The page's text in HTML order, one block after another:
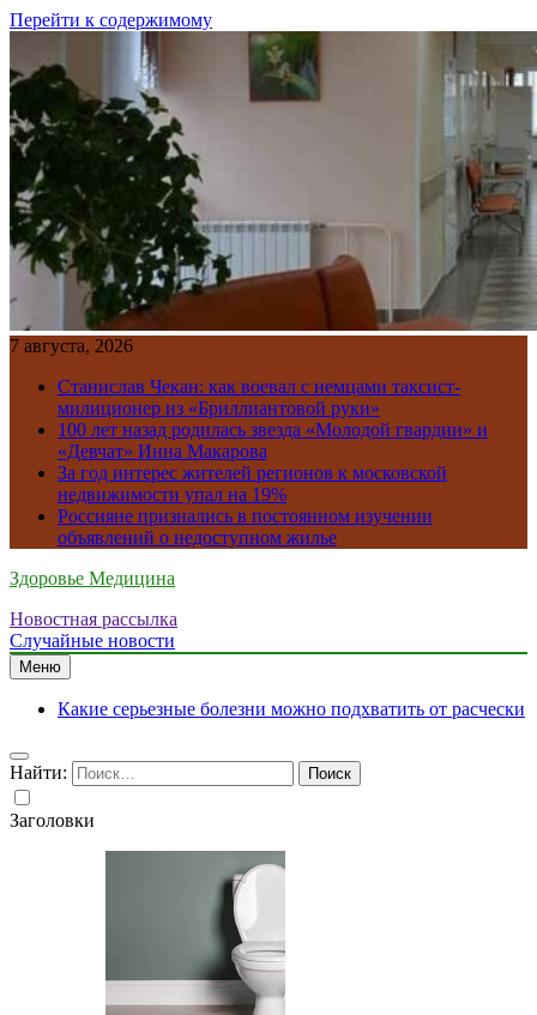
Перейти к содержимому
7 августа, 2026
Станислав Чекан: как воевал с немцами таксист-
милиционер из «Бриллиантовой руки»
100 лет назад родилась звезда «Молодой гвардии» и
«Девчат» Инна Макарова
За год интерес жителей регионов к московской
недвижимости упал на 19%
Россияне признались в постоянном изучении
объявлений о недоступном жилье
Здоровье Медицина
Новостная рассылка
Случайные новости
Меню
Какие серьезные болезни можно подхватить от расчески
Найти:
Заголовки